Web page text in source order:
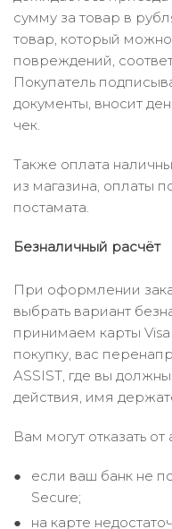
сумму за товар в
товар, который
повреждений,
Покупатель
документы, вносит
чек.
Также оплата
из магазина, оплаты
постамата.
Безналичный расчёт
При оформлении
выбрать вариант
принимаем карты
покупку, вас
ASSIST, где вы
действия, имя
Вам могут отказать
если ваш банк не
Secure;
на карте